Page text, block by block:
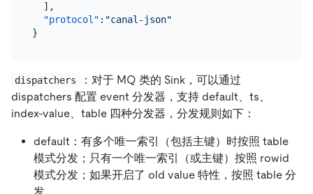
] ,
"protocol" : "canal-json"
}
dispatchers
：对于 MQ 类的 Sink，可以通过
dispatchers 配置 event 分发器，支持 default、ts、
index-value、table 四种分发器，分发规则如下：
default：有多个唯一索引（包括主键）时按照 table
模式分发；只有一个唯一索引（或主键）按照 rowid
模式分发；如果开启了 old value 特性，按照 table 分